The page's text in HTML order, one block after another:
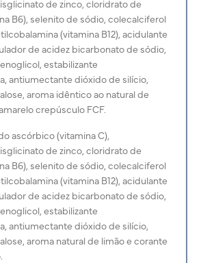
de zinco, cloridrato de
B6), selenito de sódio, colecalciferol
(vitamina B12), acidulante
de acidez bicarbonato de sódio,
estabilizante
antiumectante dióxido de silício,
aroma idêntico ao natural de
crepúsculo FCF.
ascórbico (vitamina C),
de zinco, cloridrato de
B6), selenito de sódio, colecalciferol
(vitamina B12), acidulante
de acidez bicarbonato de sódio,
estabilizante
antiumectante dióxido de silício,
aroma natural de limão e corante